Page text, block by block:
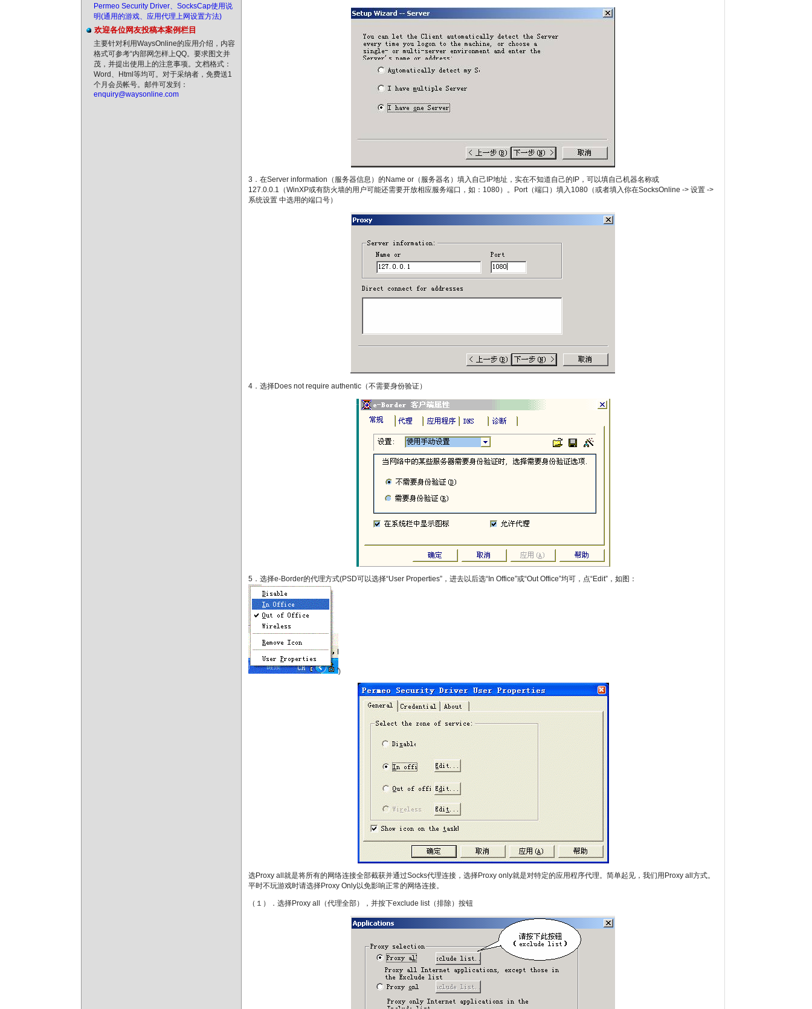
Permeo Security Driver、SocksCap使用说
明(通用的游戏、应用代理上网设置方法)
欢迎各位网友投稿本案例栏目
主要针对利用WaysOnline的应用介绍，内容
格式可参考“内部网怎样上QQ。要求图文并
茂，并提出使用上的注意事项。文档格式：
Word、Html等均可。对于采纳者，免费送1
个月会员帐号。邮件可发到：
enquiry@waysonline.com
3．在Server information（服务器信息）的Name or（服务器名）填入自己IP地址，实在不知道自己的IP，可以填自己机器名称或
127.0.0.1（WinXP或有防火墙的用户可能还需要开放相应服务端口，如：1080）。Port（端口）填入1080（或者填入你在SocksOnline -> 设置 ->
系统设置 中选用的端口号）
4．选择Does not require authentic（不需要身份验证）
5．选择e-Border的代理方式(PSD可以选择“User Properties”，进去以后选“In Office”或“Out Office”均可，点“Edit”，如图：
)
选Proxy all就是将所有的网络连接全部截获并通过Socks代理连接，选择Proxy only就是对特定的应用程序代理。简单起见，我们用Proxy all方式。
平时不玩游戏时请选择Proxy Only以免影响正常的网络连接。
（１）．选择Proxy all（代理全部），并按下exclude list（排除）按钮